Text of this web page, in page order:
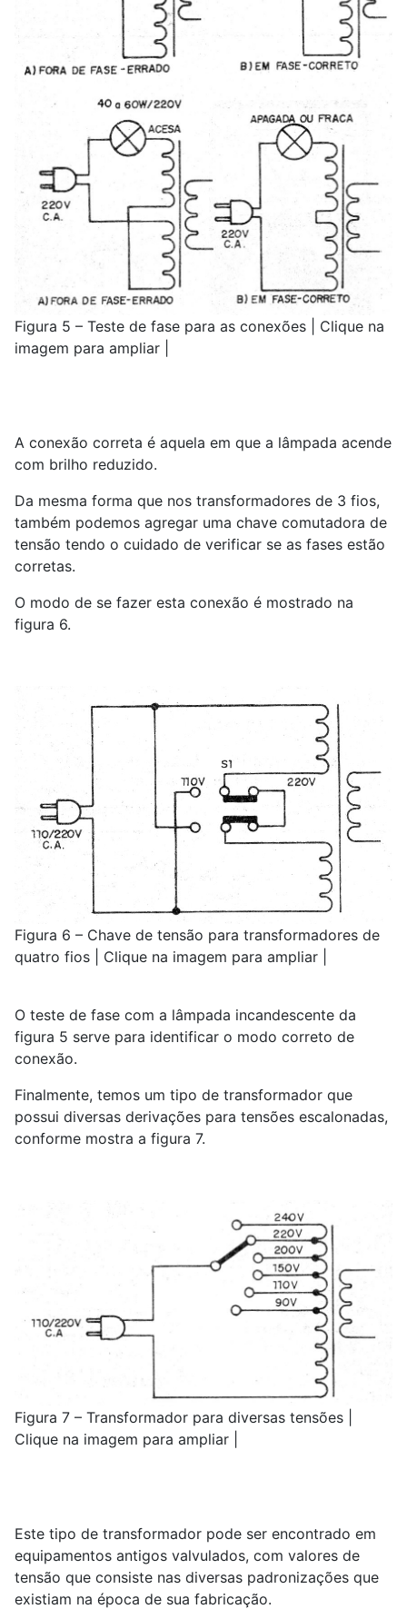
Figura 5 – Teste de fase para as conexões | Clique na
imagem para ampliar |
A conexão correta é aquela em que a lâmpada acende
com brilho reduzido.
Da mesma forma que nos transformadores de 3 fios,
também podemos agregar uma chave comutadora de
tensão tendo o cuidado de verificar se as fases estão
corretas.
O modo de se fazer esta conexão é mostrado na
figura 6.
Figura 6 – Chave de tensão para transformadores de
quatro fios | Clique na imagem para ampliar |
O teste de fase com a lâmpada incandescente da
figura 5 serve para identificar o modo correto de
conexão.
Finalmente, temos um tipo de transformador que
possui diversas derivações para tensões escalonadas,
conforme mostra a figura 7.
Figura 7 – Transformador para diversas tensões |
Clique na imagem para ampliar |
Este tipo de transformador pode ser encontrado em
equipamentos antigos valvulados, com valores de
tensão que consiste nas diversas padronizações que
existiam na época de sua fabricação.